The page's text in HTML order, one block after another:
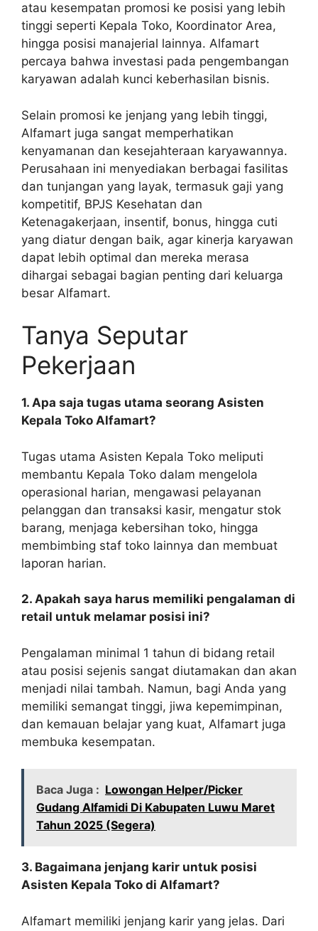
atau kesempatan promosi ke posisi yang lebih
tinggi seperti Kepala Toko, Koordinator Area,
hingga posisi manajerial lainnya. Alfamart
percaya bahwa investasi pada pengembangan
karyawan adalah kunci keberhasilan bisnis.
Selain promosi ke jenjang yang lebih tinggi,
Alfamart juga sangat memperhatikan
kenyamanan dan kesejahteraan karyawannya.
Perusahaan ini menyediakan berbagai fasilitas
dan tunjangan yang layak, termasuk gaji yang
kompetitif, BPJS Kesehatan dan
Ketenagakerjaan, insentif, bonus, hingga cuti
yang diatur dengan baik, agar kinerja karyawan
dapat lebih optimal dan mereka merasa
dihargai sebagai bagian penting dari keluarga
besar Alfamart.
Tanya Seputar
Pekerjaan
1. Apa saja tugas utama seorang Asisten
Kepala Toko Alfamart?
Tugas utama Asisten Kepala Toko meliputi
membantu Kepala Toko dalam mengelola
operasional harian, mengawasi pelayanan
pelanggan dan transaksi kasir, mengatur stok
barang, menjaga kebersihan toko, hingga
membimbing staf toko lainnya dan membuat
laporan harian.
2. Apakah saya harus memiliki pengalaman di
retail untuk melamar posisi ini?
Pengalaman minimal 1 tahun di bidang retail
atau posisi sejenis sangat diutamakan dan akan
menjadi nilai tambah. Namun, bagi Anda yang
memiliki semangat tinggi, jiwa kepemimpinan,
dan kemauan belajar yang kuat, Alfamart juga
membuka kesempatan.
Baca Juga : Lowongan Helper/Picker
Gudang Alfamidi Di Kabupaten Luwu Maret
Tahun 2025 (Segera)
3. Bagaimana jenjang karir untuk posisi
Asisten Kepala Toko di Alfamart?
Alfamart memiliki jenjang karir yang jelas. Dari